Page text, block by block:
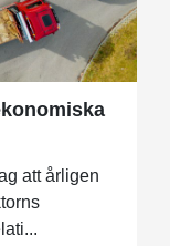
att årligen